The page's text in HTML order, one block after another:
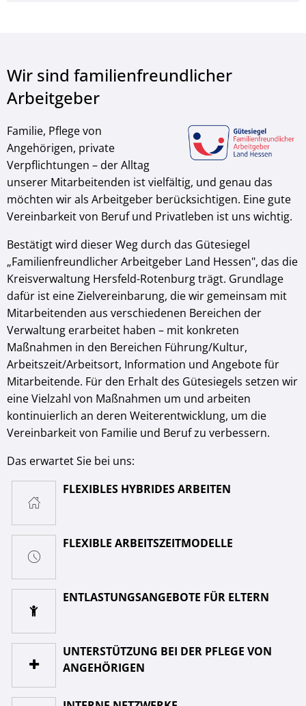
Wir sind familienfreundlicher
Arbeitgeber
Familie, Pflege von
Angehörigen, private
Verpflichtungen – der Alltag
unserer Mitarbeitenden ist vielfältig, und genau das
möchten wir als Arbeitgeber berücksichtigen. Eine gute
Vereinbarkeit von Beruf und Privatleben ist uns wichtig.
Bestätigt wird dieser Weg durch das Gütesiegel
„Familienfreundlicher Arbeitgeber Land Hessen", das die
Kreisverwaltung Hersfeld-Rotenburg trägt. Grundlage
dafür ist eine Zielvereinbarung, die wir gemeinsam mit
Mitarbeitenden aus verschiedenen Bereichen der
Verwaltung erarbeitet haben – mit konkreten
Maßnahmen in den Bereichen Führung/Kultur,
Arbeitszeit/Arbeitsort, Information und Angebote für
Mitarbeitende. Für den Erhalt des Gütesiegels setzen wir
eine Vielzahl von Maßnahmen um und arbeiten
kontinuierlich an deren Weiterentwicklung, um die
Vereinbarkeit von Familie und Beruf zu verbessern.
Das erwartet Sie bei uns:
FLEXIBLES HYBRIDES ARBEITEN
FLEXIBLE ARBEITSZEITMODELLE
ENTLASTUNGSANGEBOTE FÜR ELTERN
UNTERSTÜTZUNG BEI DER PFLEGE VON
ANGEHÖRIGEN